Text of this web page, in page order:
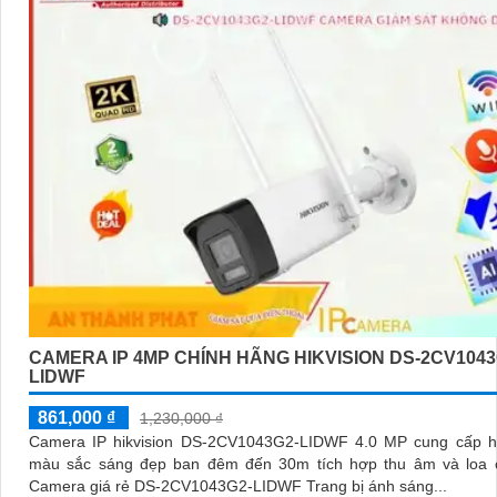
CAMERA IP 4MP CHÍNH HÃNG HIKVISION DS-
LIDWF
861,000 ₫
1,230,000 ₫
Camera IP hikvision DS-2CV1043G2-LIDWF 4.0 MP cung cấp
màu sắc sáng đẹp ban đêm đến 30m tích hợp thu âm và loa
Camera giá rẻ DS-2CV1043G2-LIDWF Trang bị ánh sáng...